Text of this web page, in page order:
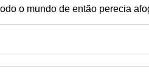
o mundo de então perecia